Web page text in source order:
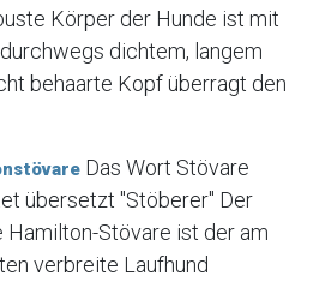
Körper der Hunde ist mit
dichtem, langem
behaarte Kopf überragt den
Das Wort Stövare
übersetzt "Stöberer" Der
Hamilton-Stövare ist der am
verbreite Laufhund